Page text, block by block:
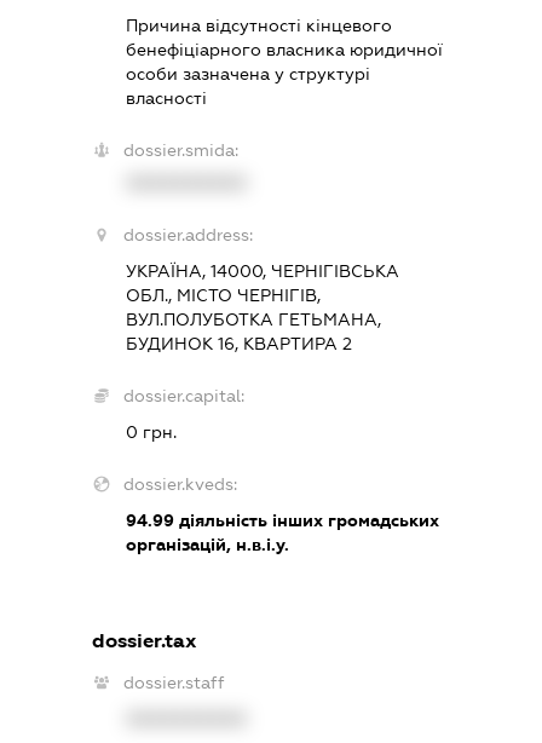
Причина відсутності кінцевого
бенефіціарного власника юридичної
особи зазначена у структурі
власності
dossier.smida:
dossier.address:
УКРАЇНА, 14000, ЧЕРНІГІВСЬКА
ОБЛ., МІСТО ЧЕРНІГІВ,
ВУЛ.ПОЛУБОТКА ГЕТЬМАНА,
БУДИНОК 16, КВАРТИРА 2
dossier.capital:
0 грн.
dossier.kveds:
94.99 діяльність інших громадських
організацій, н.в.і.у.
dossier.tax
dossier.staff